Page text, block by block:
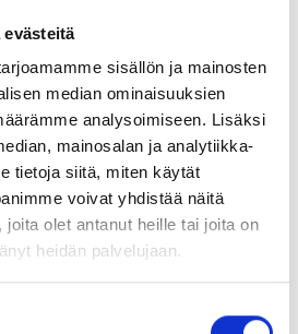
evästeitä
sisällön ja mainosten
median ominaisuuksien
analysoimiseen. Lisäksi
mainosalan ja analytiikka-
tietoja siitä, miten käytät
voivat yhdistää näitä
joita olet antanut heille tai joita on
heidän palvelujaan.